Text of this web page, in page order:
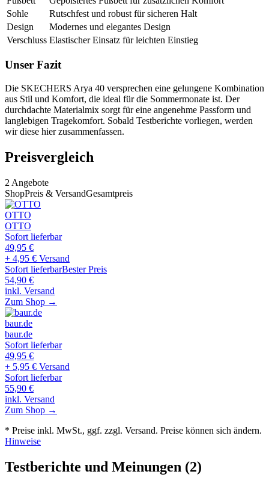
Sohle
Rutschfest und robust für sicheren Halt
Design
Modernes und elegantes Design
Verschluss Elastischer Einsatz für leichten Einstieg
Unser Fazit
Die SKECHERS Arya 40 versprechen eine gelungene Kombination
aus Stil und Komfort, die ideal für die Sommermonate ist. Der
durchdachte Materialmix sorgt für eine angenehme Passform und
langlebigen Tragekomfort. Sobald Testberichte vorliegen, werden
wir diese hier zusammenfassen.
Preisvergleich
2 Angebote
ShopPreis & VersandGesamtpreis
OTTO
OTTO
Sofort lieferbar
49,95 €
+ 4,95 € Versand
Sofort lieferbarBester Preis
54,90 €
inkl. Versand
Zum Shop →
baur.de
baur.de
Sofort lieferbar
49,95 €
+ 5,95 € Versand
Sofort lieferbar
55,90 €
inkl. Versand
Zum Shop →
* Preise inkl. MwSt., ggf. zzgl. Versand. Preise können sich ändern.
Hinweise
Testberichte und Meinungen (2)